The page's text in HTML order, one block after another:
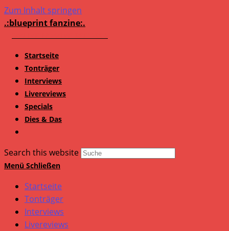
Zum Inhalt springen
.:blueprint fanzine:.
Startseite
Tonträger
Interviews
Livereviews
Specials
Dies & Das
Search this website
Menü Schließen
Startseite
Tonträger
Interviews
Livereviews